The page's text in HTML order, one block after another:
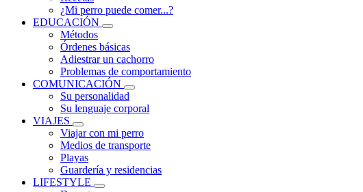
¿Mi perro puede comer...?
EDUCACIÓN
Métodos
Órdenes básicas
Adiestrar un cachorro
Problemas de comportamiento
COMUNICACIÓN
Su personalidad
Su lenguaje corporal
VIAJES
Viajar con mi perro
Medios de transporte
Playas
Guardería y residencias
LIFESTYLE